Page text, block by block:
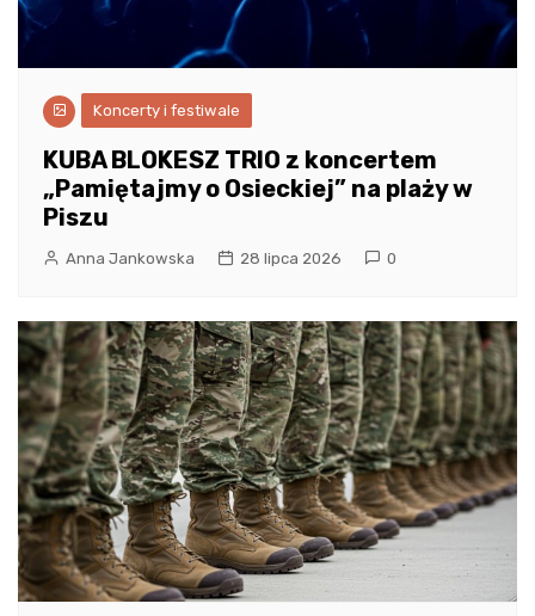
Koncerty i festiwale
KUBA BLOKESZ TRIO z koncertem
„Pamiętajmy o Osieckiej” na plaży w
Piszu
Anna Jankowska 28 lipca 2026 0